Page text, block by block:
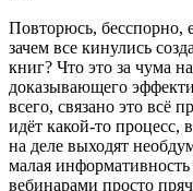
Повторюсь, бесспорно,
зачем все кинулись
книг? Что это за чума
доказывающего
всего, связано это всё
идёт какой-то процесс,
на деле выходят
малая
вебинарами просто